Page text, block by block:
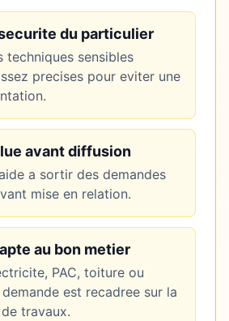
du particulier
techniques sensibles
precises pour eviter une
avant diffusion
a sortir des demandes
mise en relation.
au bon metier
PAC, toiture ou
est recadree sur la
travaux.